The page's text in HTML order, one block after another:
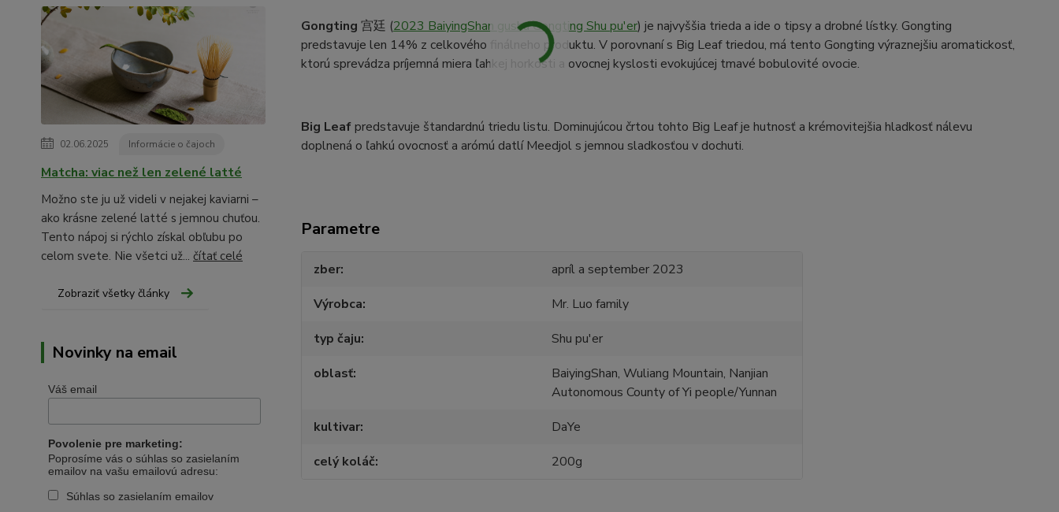
02.06.2025 Informácie o čajoch
Matcha: viac než len zelené latté
Možno ste ju už videli v nejakej kaviarni –
ako krásne zelené latté s jemnou chuťou.
Tento nápoj si rýchlo získal obľubu po
celom svete. Nie všetci už... čítať celé
Zobraziť všetky články
Novinky na email
Váš email
Povolenie pre marketing:
Poprosíme vás o súhlas so zasielaním
emailov na vašu emailovú adresu:
Súhlas so zasielaním emailov
Gongting 宫廷 (2023 BaiyingShan gushu Gongting Shu pu'er) je najvyššia trieda a ide o tipsy a drobné lístky. Gongting
predstavuje len 14% z celkového finálneho produktu. V porovnaní s Big Leaf triedou, má tento Gongting výraznejšiu aromatickosť,
ktorú sprevádza príjemná miera ľahkej horkosti a ovocnej kyslosti evokujúcej tmavé bobulovité ovocie.
Big Leafpredstavuje štandardnú triedu listu. Dominujúcou črtou tohto Big Leaf je hutnosť a krémovitejšia hladkosť nálevu
doplnená o ľahkú ovocnosť a arómú datlí Meedjol s jemnou sladkosťou v dochuti.
Parametre
zber
apríl a september 2023
Výrobca
Mr. Luo family
typ čaju
Shu pu'er
oblasť
BaiyingShan, Wuliang Mountain, Nanjian
Autonomous County of Yi people/Yunnan
kultivar
DaYe
celý koláč
200g